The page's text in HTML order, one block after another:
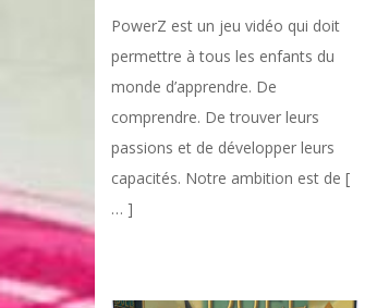
PowerZ est un jeu vidéo qui doit
permettre à tous les enfants du
monde d’apprendre. De
comprendre. De trouver leurs
passions et de développer leurs
capacités. Notre ambition est de [
… ]